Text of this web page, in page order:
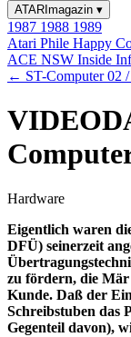
ATARImagazin ▾
1987 1988 1989
Atari Phile Happy
ACE NSW Inside
← ST-Computer 02 /
Hardware
Eigentlich waren
DFÜ) seinerzeit
zu fördern, die
Kunde. Daß der
Schreibstuben das
Gegenteil davon),